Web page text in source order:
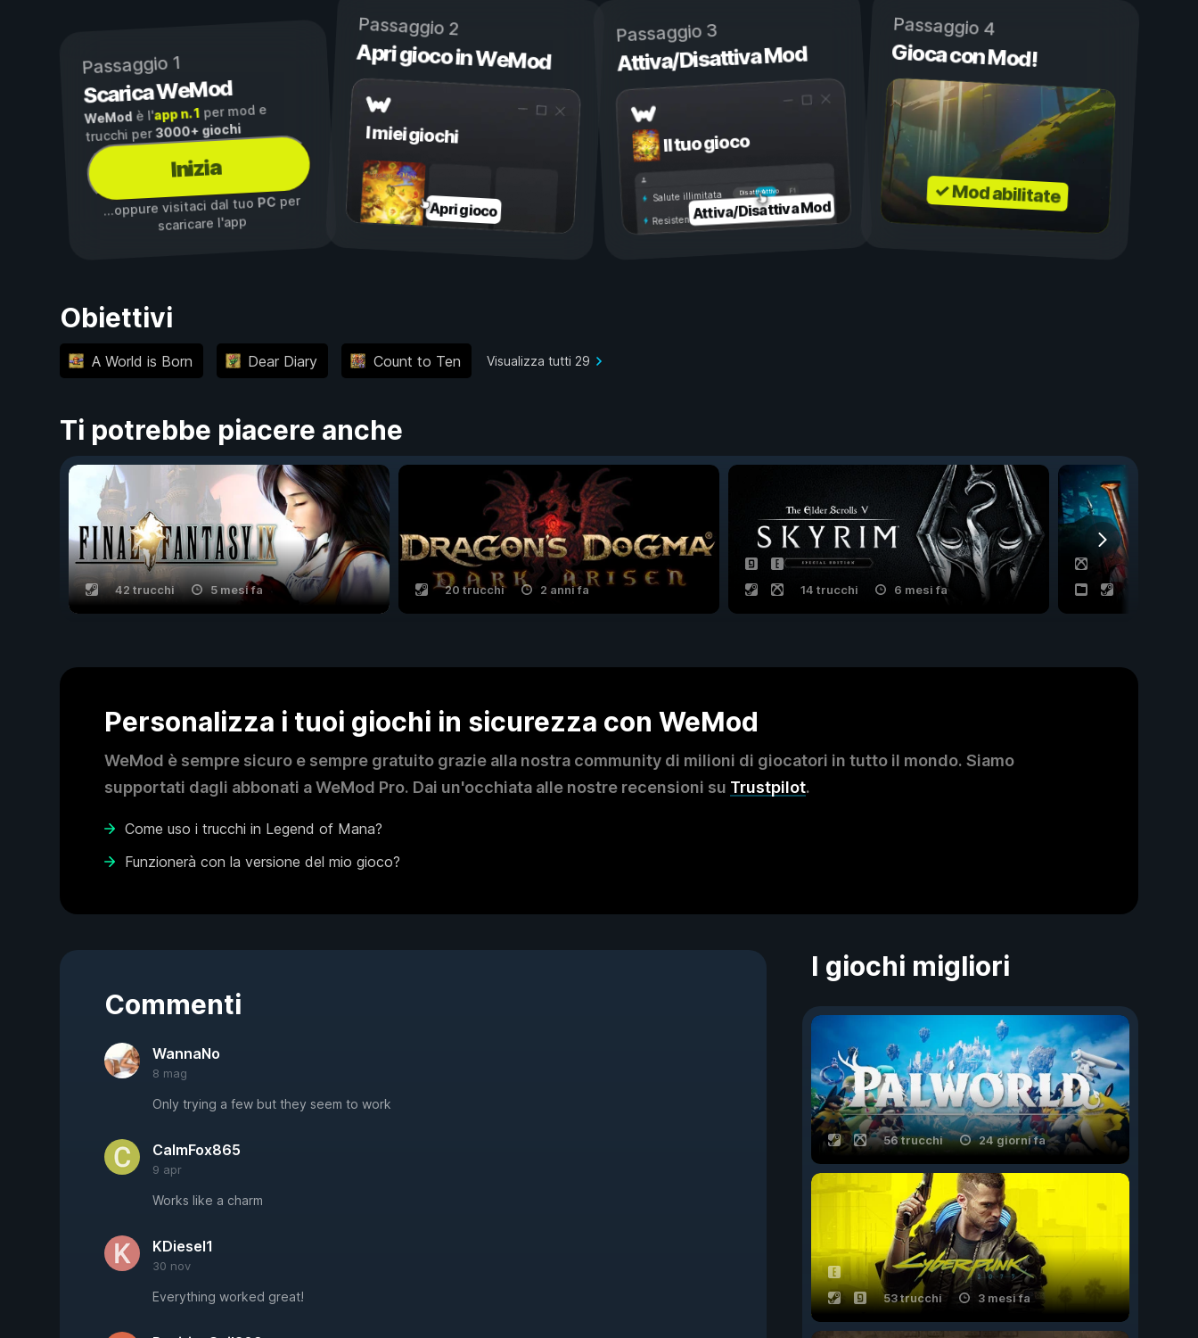
Passaggio 1
Scarica WeMod
WeMod è l'app n. 1per mod e
trucchi per3000+ giochi
Inizia
...oppure visitaci dal tuo PCper
scaricare l'app
Passaggio 2
Apri gioco in WeMod
I miei giochi
Apri gioco
Passaggio 3
Attiva/Disattiva Mod
Il tuo gioco
Attivo
Disattivo
Salute illimitata
Resistenza illimitata
Attiva/Disattiva Mod
Passaggio 4
Gioca con Mod!
✓ Mod abilitate
Obiettivi
A World is Born Dear Diary Count to Ten Visualizza tutti 29
Ti potrebbe piacere anche
42 trucchi 5 mesi fa 20 trucchi 2 anni fa 14 trucchi 6 mesi fa
Personalizza i tuoi giochi in sicurezza con WeMod
WeMod è sempre sicuro e sempre gratuito grazie alla nostra community di milioni di giocatori in tutto il mondo. Siamo
supportati dagli abbonati a WeMod Pro. Dai un'occhiata alle nostre recensioni su Trustpilot.
Come uso i trucchi in Legend of Mana?
Funzionerà con la versione del mio gioco?
Commenti
WannaNo
8 mag
Only trying a few but they seem to work
CalmFox865
9 apr
Works like a charm
KDiesel1
30 nov
Everything worked great!
I giochi migliori
56 trucchi 24 giorni fa
53 trucchi 3 mesi fa